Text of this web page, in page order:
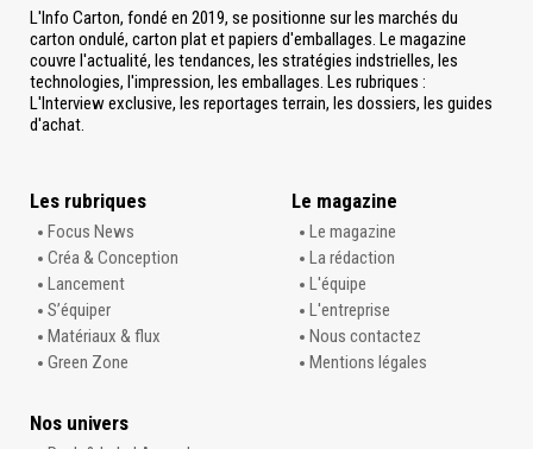
L'Info Carton, fondé en 2019, se positionne sur les marchés du
carton ondulé, carton plat et papiers d'emballages. Le magazine
couvre l'actualité, les tendances, les stratégies indstrielles, les
technologies, l'impression, les emballages. Les rubriques :
L'Interview exclusive, les reportages terrain, les dossiers, les guides
d'achat.
Les rubriques
Focus News
Créa & Conception
Lancement
S’équiper
Matériaux & flux
Green Zone
Le magazine
Le magazine
La rédaction
L'équipe
L'entreprise
Nous contactez
Mentions légales
Nos univers